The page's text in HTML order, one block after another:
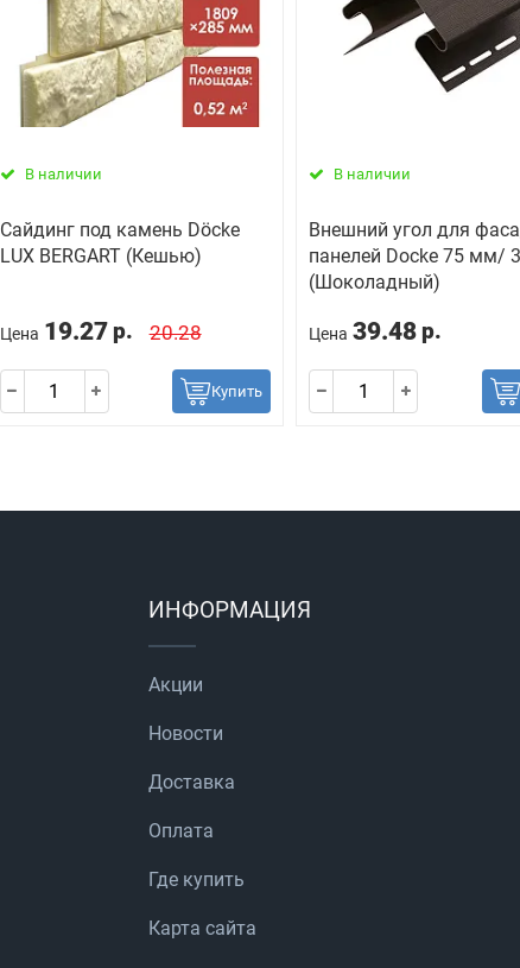
В наличии
Сайдинг под камень Döcke
LUX BERGART (Кешью)
Цена 19.27 р. 20.28
Купить
В наличии
Внешний угол для
панелей Docke 75 мм/
(Шоколадный)
Цена 39.48 р.
ИНФОРМАЦИЯ
Акции
Новости
Доставка
Оплата
Где купить
Карта сайта